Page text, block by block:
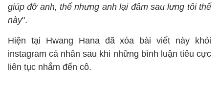
giúp đỡ anh, thế nhưng anh lại đâm sau lưng tôi thế
này".
Hiện tại Hwang Hana đã xóa bài viết này khỏi
instagram cá nhân sau khi những bình luận tiêu cực
liên tục nhắm đến cô.